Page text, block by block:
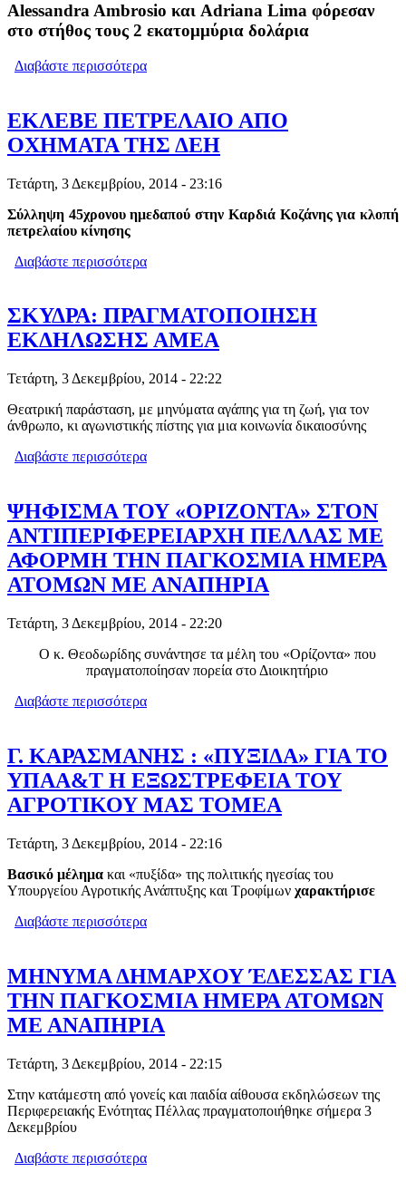
Alessandra Ambrosio και Adriana Lima φόρεσαν
στο στήθος τους 2 εκατομμύρια δολάρια
Διαβάστε περισσότερα
ΕΚΛΕΒΕ ΠΕΤΡΕΛΑΙΟ ΑΠΟ
ΟΧΗΜΑΤΑ ΤΗΣ ΔΕΗ
Τετάρτη, 3 Δεκεμβρίου, 2014 - 23:16
Σύλληψη 45χρονου ημεδαπού στην Καρδιά Κοζάνης για κλοπή
πετρελαίου κίνησης
Διαβάστε περισσότερα
ΣΚΥΔΡΑ: ΠΡΑΓΜΑΤΟΠΟΙΗΣΗ
ΕΚΔΗΛΩΣΗΣ ΑΜΕΑ
Τετάρτη, 3 Δεκεμβρίου, 2014 - 22:22
Θεατρική παράσταση, με μηνύματα αγάπης για τη ζωή, για τον
άνθρωπο, κι αγωνιστικής πίστης για μια κοινωνία δικαιοσύνης
Διαβάστε περισσότερα
ΨΗΦΙΣΜΑ ΤΟΥ «ΟΡΙΖΟΝΤΑ» ΣΤΟΝ
ΑΝΤΙΠΕΡΙΦΕΡΕΙΑΡΧΗ ΠΕΛΛΑΣ ΜΕ
ΑΦΟΡΜΗ ΤΗΝ ΠΑΓΚΟΣΜΙΑ ΗΜΕΡΑ
ΑΤΟΜΩΝ ΜΕ ΑΝΑΠΗΡΙΑ
Τετάρτη, 3 Δεκεμβρίου, 2014 - 22:20
Ο κ. Θεοδωρίδης συνάντησε τα μέλη του «Ορίζοντα» που
πραγματοποίησαν πορεία στο Διοικητήριο
Διαβάστε περισσότερα
ΑΤΟΜΩΝ ΜΕ ΑΝΑΠΗΡΙΑ
Γ. ΚΑΡΑΣΜΑΝΗΣ : «ΠΥΞΙΔΑ» ΓΙΑ ΤΟ
ΥΠΑΑ&Τ Η ΕΞΩΣΤΡΕΦΕΙΑ ΤΟΥ
ΑΓΡΟΤΙΚΟΥ ΜΑΣ ΤΟΜΕΑ
Τετάρτη, 3 Δεκεμβρίου, 2014 - 22:16
Βασικό μέλημα και «πυξίδα» της πολιτικής ηγεσίας του
Υπουργείου Αγροτικής Ανάπτυξης και Τροφίμων χαρακτήρισε
Διαβάστε περισσότερα
ΜΗΝΥΜΑ ΔΗΜΑΡΧΟΥ ΈΔΕΣΣΑΣ ΓΙΑ
ΤΗΝ ΠΑΓΚΟΣΜΙΑ ΗΜΕΡΑ ΑΤΟΜΩΝ
ΜΕ ΑΝΑΠΗΡΙΑ
Τετάρτη, 3 Δεκεμβρίου, 2014 - 22:15
Στην κατάμεστη από γονείς και παιδία αίθουσα εκδηλώσεων της
Περιφερειακής Ενότητας Πέλλας πραγματοποιήθηκε σήμερα 3
Δεκεμβρίου
Διαβάστε περισσότερα